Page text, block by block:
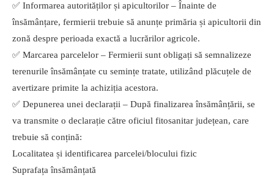
✅ Informarea autorităților și apicultorilor – Înainte de
însămânțare, fermierii trebuie să anunțe primăria și apicultorii din
zonă despre perioada exactă a lucrărilor agricole.
✅ Marcarea parcelelor – Fermierii sunt obligați să semnalizeze
terenurile însămânțate cu semințe tratate, utilizând plăcuțele de
avertizare primite la achiziția acestora.
✅ Depunerea unei declarații – După finalizarea însămânțării, se
va transmite o declarație către oficiul fitosanitar județean, care
trebuie să conțină:
Localitatea și identificarea parcelei/blocului fizic
Suprafața însămânțată